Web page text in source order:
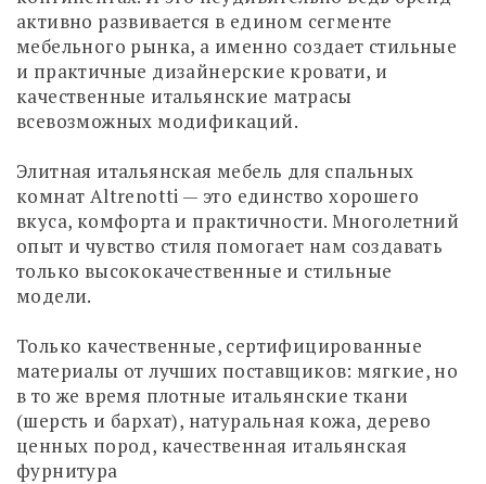
активно развивается в едином сегменте
мебельного рынка, а именно создает стильные
и практичные дизайнерские кровати, и
качественные итальянские матрасы
всевозможных модификаций.
Элитная итальянская мебель для спальных
комнат Altrenotti — это единство хорошего
вкуса, комфорта и практичности. Многолетний
опыт и чувство стиля помогает нам создавать
только высококачественные и стильные
модели.
Только качественные, сертифицированные
материалы от лучших поставщиков: мягкие, но
в то же время плотные итальянские ткани
(шерсть и бархат), натуральная кожа, дерево
ценных пород, качественная итальянская
фурнитура